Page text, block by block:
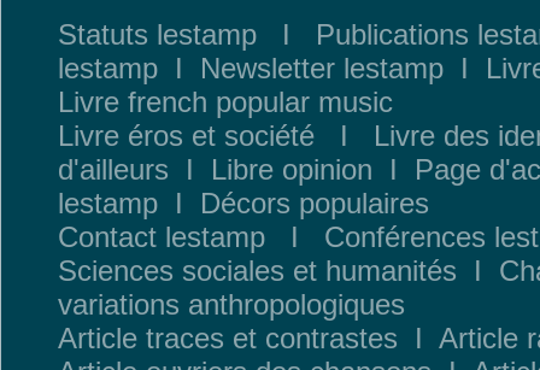
Statuts lestamp I Publications
lestamp I Newsletter lestamp I
Livre french popular music
Livre éros et société I Livre des
d'ailleurs I Libre opinion I Page
lestamp I Décors populaires
Contact lestamp I Conférences
Sciences sociales et humanités I
variations anthropologiques
Article traces et contrastes I Article